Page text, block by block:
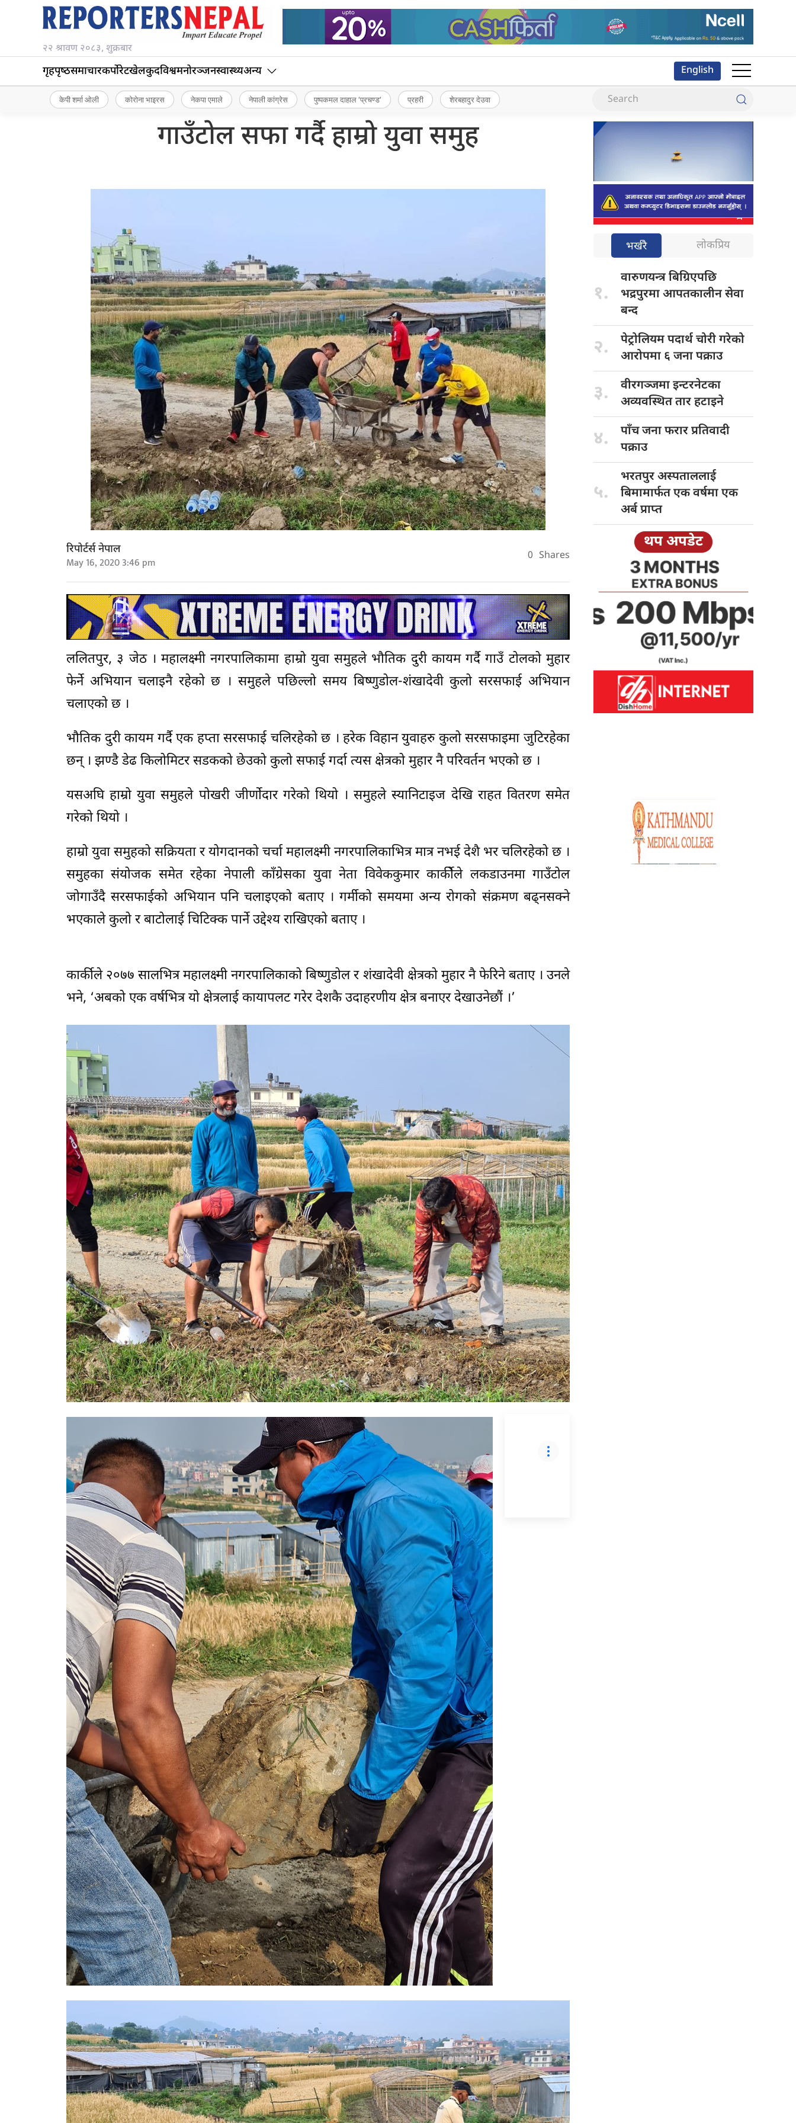
२२ श्रावण २०८३, शुक्रबार
गृहपृष्‍ठसमाचारकर्पोरेटखेलकुदविश्वमनोरञ्जनस्वास्थ्यअन्य English
केपी शर्मा ओली कोरोना भाइरस नेकपा एमाले नेपाली कांग्रेस पुष्पकमल दाहाल ‘प्रचण्ड’ प्रहरी शेरबहादुर देउवा
गाउँटोल सफा गर्दै हाम्रो युवा समुह
रिपोर्टर्स नेपाल
May 16, 2020 3:46 pm 0 Shares
ललितपुर, ३ जेठ । महालक्ष्मी नगरपालिकामा हाम्रो युवा समुहले भौतिक दुरी कायम गर्दै गाउँ टोलको मुहार
फेर्ने अभियान चलाइनै रहेको छ । समुहले पछिल्लो समय बिष्णुडोल-शंखादेवी कुलो सरसफाई अभियान
चलाएको छ ।
भौतिक दुरी कायम गर्दै एक हप्ता सरसफाई चलिरहेको छ । हरेक विहान युवाहरु कुलो सरसफाइमा जुटिरहेका
छन् । झण्डै डेढ किलोमिटर सडकको छेउको कुलो सफाई गर्दा त्यस क्षेत्रको मुहार नै परिवर्तन भएको छ ।
यसअघि हाम्रो युवा समुहले पोखरी जीर्णोदार गरेको थियो । समुहले स्यानिटाइज देखि राहत वितरण समेत
गरेको थियो ।
हाम्रो युवा समुहको सक्रियता र योगदानको चर्चा महालक्ष्मी नगरपालिकाभित्र मात्र नभई देशै भर चलिरहेको छ ।
समुहका संयोजक समेत रहेका नेपाली काँग्रेसका युवा नेता विवेककुमार कार्कीेले लकडाउनमा गाउँटोल
जोगाउँदै सरसफाईको अभियान पनि चलाइएको बताए । गर्मीको समयमा अन्य रोगको संक्रमण बढ्नसक्ने
भएकाले कुलो र बाटोलाई चिटिक्क पार्ने उद्देश्य राखिएको बताए ।
कार्कीले २०७७ सालभित्र महालक्ष्मी नगरपालिकाको बिष्णुडोल र शंखादेवी क्षेत्रको मुहार नै फेरिने बताए । उनले
भने, ‘अबको एक वर्षभित्र यो क्षेत्रलाई कायापलट गरेर देशकै उदाहरणीय क्षेत्र बनाएर देखाउनेछौं ।’
प्रतिक्रिया
भर्खरै लोकप्रिय
१.
वारुणयन्त्र बिग्रिएपछि
भद्रपुरमा आपतकालीन सेवा
बन्द
२. पेट्रोलियम पदार्थचोरी गरेको
आरोपमा ६ जना पक्राउ
३.
वीरगञ्जमा इन्टरनेटका
अव्यवस्थित तार हटाइने
४. पाँच जनाफरार प्रतिवादी
पक्राउ
५.
भरतपुर अस्पताललाई
बिमामार्फत एक वर्षमा एक
अर्ब प्राप्त
थप अपडेट